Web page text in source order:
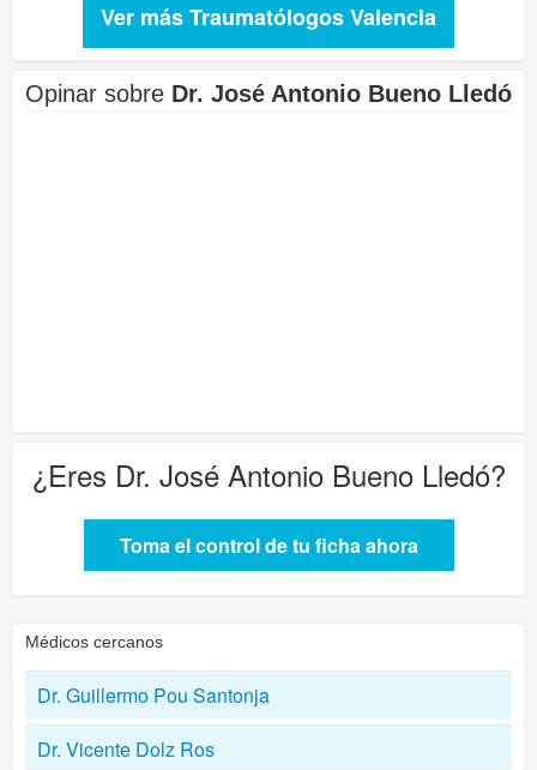
Ver más Traumatólogos Valencia
Opinar sobre Dr. José Antonio Bueno Lledó
¿Eres Dr. José Antonio Bueno Lledó?
Toma el control de tu ficha ahora
Médicos cercanos
Dr. Guillermo Pou Santonja
Dr. Vicente Dolz Ros